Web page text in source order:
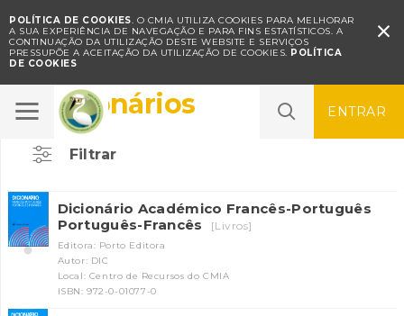
POLÍTICA DE COOKIES. O CMIA UTILIZA COOKIES PARA MELHORAR
A SUA EXPERIÊNCIA DE NAVEGAÇÃO E PARA FINS ESTATÍSTICOS. A
CONTINUAÇÃO DA UTILIZAÇÃO DESTE WEBSITE E SERVIÇOS
PRESSUPÕE A ACEITAÇÃO DA UTILIZAÇÃO DE COOKIES. POLÍTICA
DE COOKIES

ENTRAR
Dicionários
Filtrar
Dicionário Académico Francês-Português
Português-Francês
[Livros]
Editora: Porto Editora
Autor: DIC
Local: Centro de Recursos do CMIA
ISBN: 972-0-01077-0